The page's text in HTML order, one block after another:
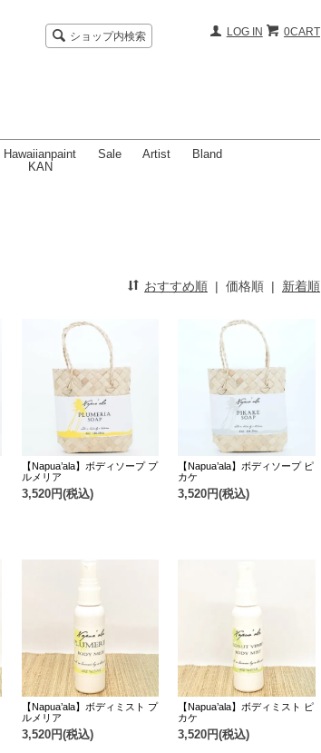
ショップ内検索 0CART
LOG IN
Hawaiianpaint
KAN
Sale Artist Bland
おすすめ順 | 価格順 | 新着順
【Napua’ala】ボディソープ プ
ルメリア
3,520円(税込)
【Napua’ala】ボディソープ ピ
カケ
3,520円(税込)
【Napua’ala】ボディミスト プ
ルメリア
3,520円(税込)
【Napua’ala】ボディミスト ピ
カケ
3,520円(税込)